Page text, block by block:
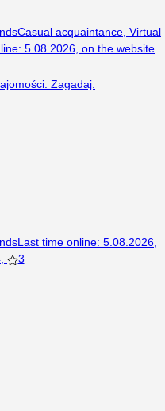
Casual acquaintance, Virtual
: 5.08.2026, on the website
Zagadaj.
Last time online: 5.08.2026
3